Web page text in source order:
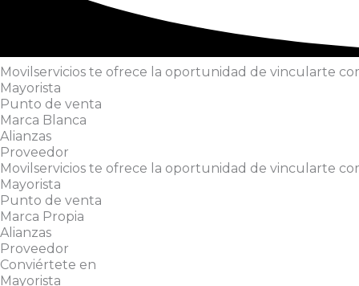
Movilservicios te ofrece la oportunidad de vincularte
Mayorista
Punto de venta
Marca Blanca
Alianzas
Proveedor
Movilservicios te ofrece la oportunidad de vincularte
Mayorista
Punto de venta
Marca Propia
Alianzas
Proveedor
Conviértete en
Mayorista